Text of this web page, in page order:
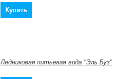
Купить
Ледниковая питьевая вода "Эль Буз"